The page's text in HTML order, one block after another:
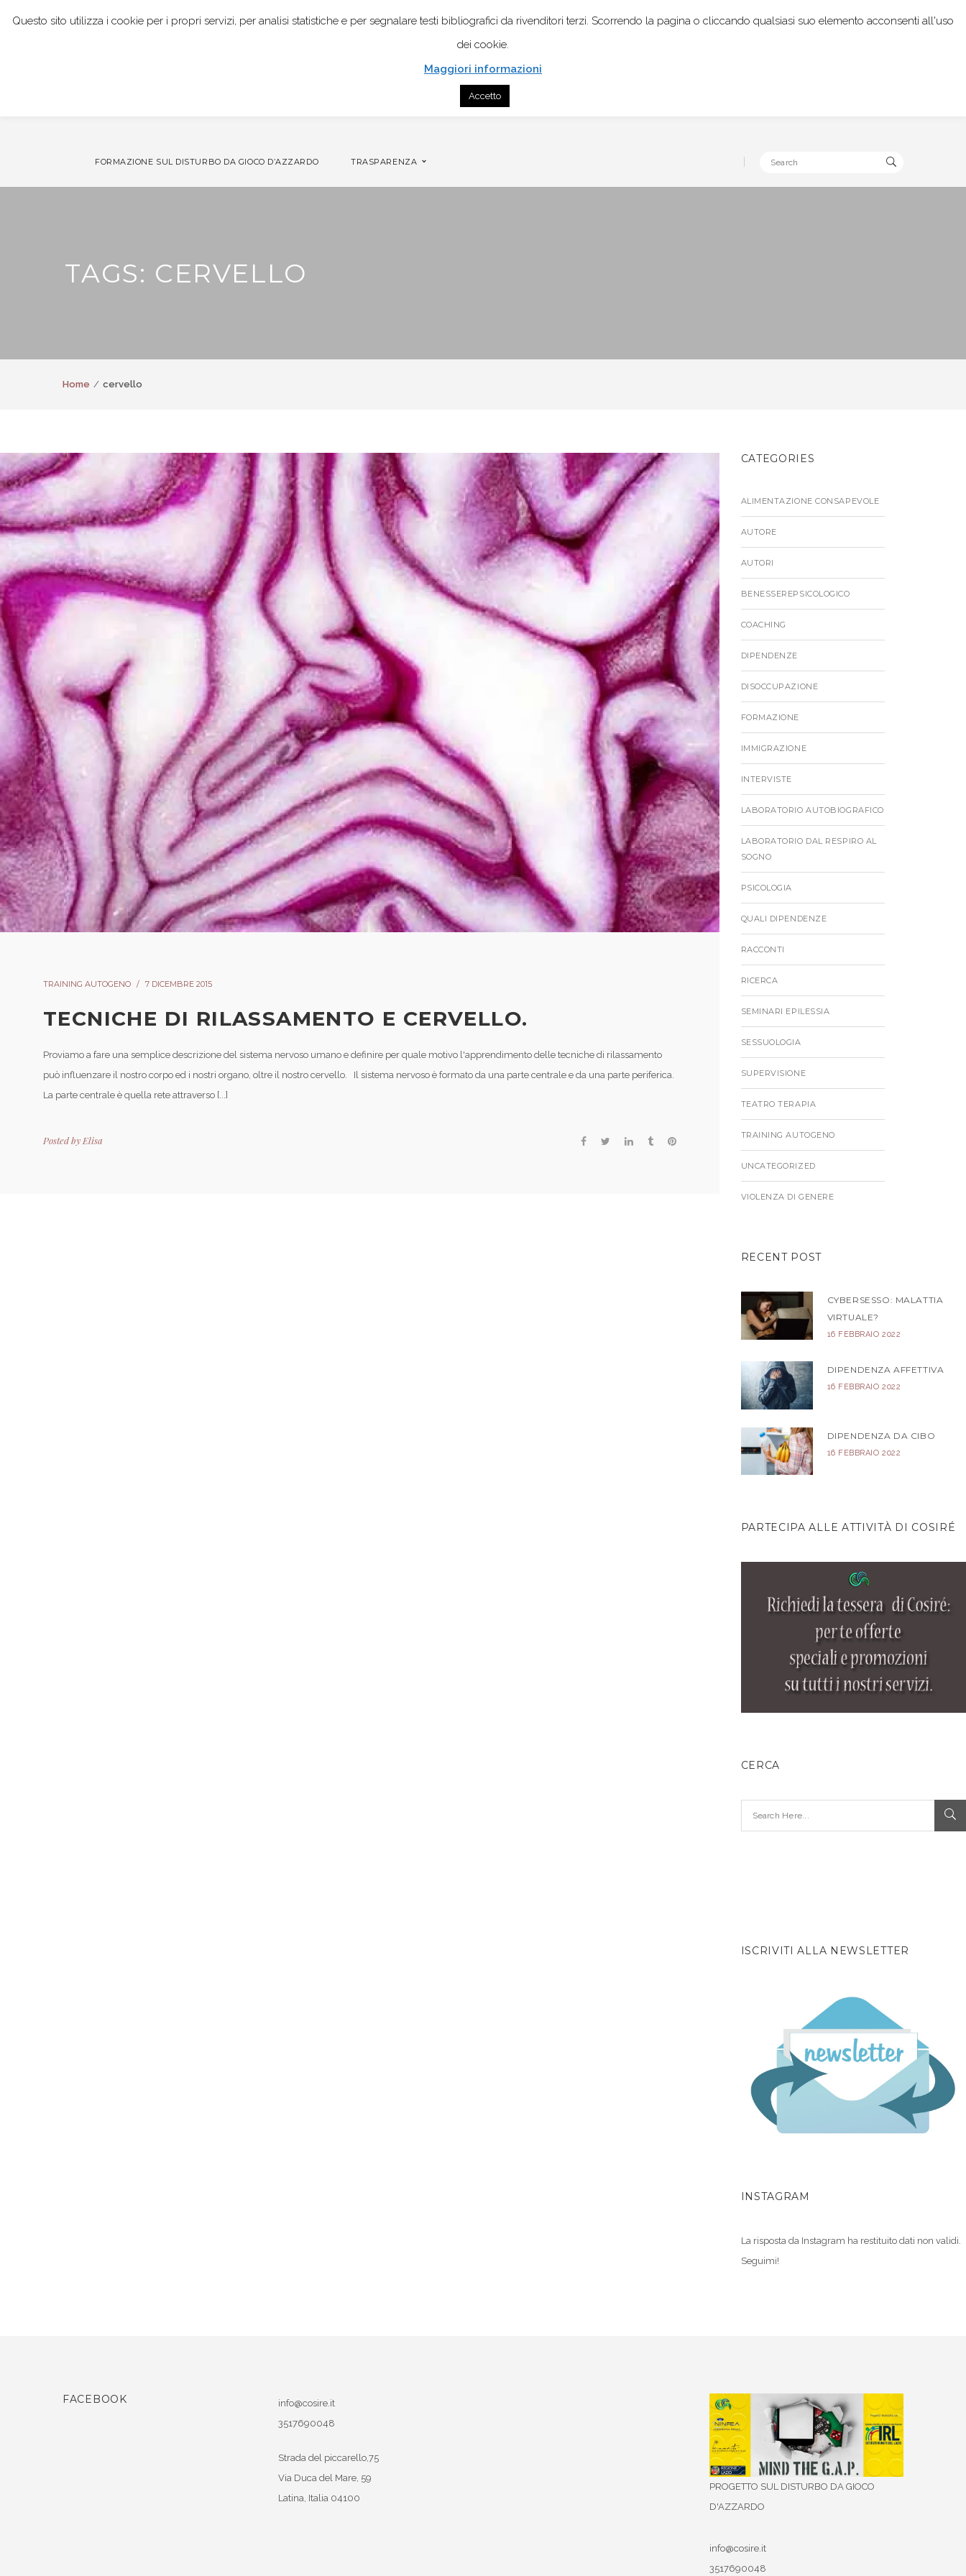
FORMAZIONE SUL DISTURBO DA GIOCO D’AZZARDO TRASPARENZA
TAGS: CERVELLO
Home cervello
TRAINING AUTOGENO 7 DICEMBRE 2015
TECNICHE DI RILASSAMENTO E CERVELLO.
Proviamo a fare una semplice descrizione del sistema nervoso umano e definire per quale motivo l'apprendimento delle tecniche di rilassamento
può influenzare il nostro corpo ed i nostri organo, oltre il nostro cervello. Il sistema nervoso è formato da una parte centrale e da una parte periferica.
La parte centrale è quella rete attraverso [...]
Posted by Elisa
CATEGORIES
ALIMENTAZIONE CONSAPEVOLE
AUTORE
AUTORI
BENESSEREPSICOLOGICO
COACHING
DIPENDENZE
DISOCCUPAZIONE
FORMAZIONE
IMMIGRAZIONE
INTERVISTE
LABORATORIO AUTOBIOGRAFICO
LABORATORIO DAL RESPIRO AL
SOGNO
PSICOLOGIA
QUALI DIPENDENZE
RACCONTI
RICERCA
SEMINARI EPILESSIA
SESSUOLOGIA
SUPERVISIONE
TEATRO TERAPIA
TRAINING AUTOGENO
UNCATEGORIZED
VIOLENZA DI GENERE
RECENT POST
CYBERSESSO: MALATTIA
VIRTUALE?
16 FEBBRAIO 2022
DIPENDENZA AFFETTIVA
16 FEBBRAIO 2022
DIPENDENZA DA CIBO
16 FEBBRAIO 2022
PARTECIPA ALLE ATTIVITÀ DI COSIRÉ
CERCA
ISCRIVITI ALLA NEWSLETTER
INSTAGRAM
La risposta da Instagram ha restituito dati non validi.
Seguimi!
FACEBOOK
info@cosire.it
3517690048
Strada del piccarello,75
Via Duca del Mare, 59
Latina, Italia 04100
PROGETTO SUL DISTURBO DA GIOCO
D'AZZARDO
info@cosire.it
3517690048
Questo sito utilizza i cookie per i propri servizi, per analisi statistiche e per segnalare testi bibliografici da rivenditori terzi. Scorrendo la pagina o cliccando qualsiasi suo elemento acconsenti all'uso
dei cookie.
Maggiori informazioni
Accetto